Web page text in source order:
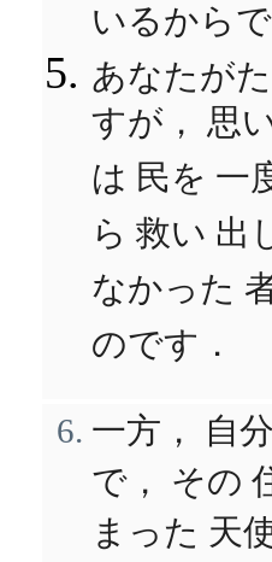
いるからで
あなたが
すが， 思
は 民を 一
ら 救い 出
なかった
のです．
一方， 自
で， その
まった 天